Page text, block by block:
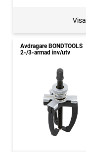
Visa
Avdragare BONDTOOLS
2-/3-armad inv/utv